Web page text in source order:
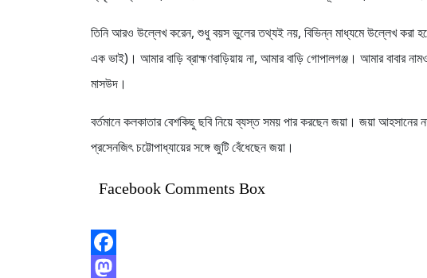
তিনি আরও উল্লেখ করেন, শুধু বয়স ভুলের তথ্যই নয়, বিভিন্ন মাধ্যমে উল্লেখ
এক ভাই)। আমার বাড়ি ব্রাহ্মণবাড়িয়ায় না, আমার বাড়ি গোপালগঞ্জ। আমার বাবার
মাসউদ।
বর্তমানে কলকাতার বেশকিছু ছবি নিয়ে ব্যস্ত সময় পার করছেন জয়া। জয়া আহসানের
প্রসেনজিৎ চট্টোপাধ্যায়ের সঙ্গে জুটি বেঁধেছেন জয়া।
Facebook Comments Box
Facebook